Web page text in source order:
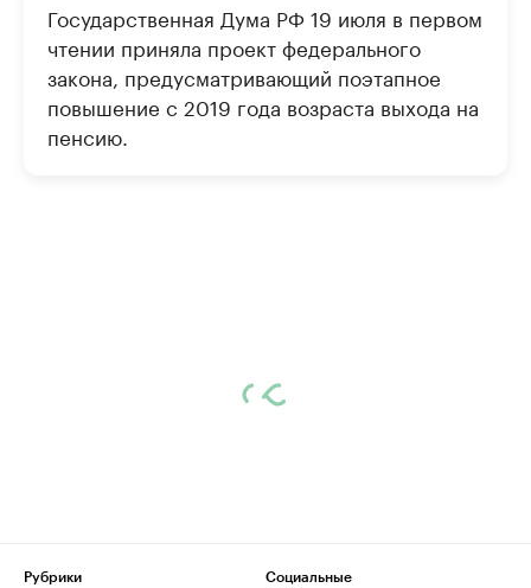
Государственная Дума РФ 19 июля в первом
чтении приняла проект федерального
закона, предусматривающий поэтапное
повышение с 2019 года возраста выхода на
пенсию.
Рубрики
Социальные